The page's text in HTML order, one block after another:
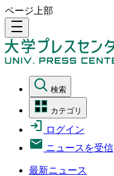
ページ上部
density_medium
検索
カテゴリ
ログイン
ニュースを受信
最新ニュース